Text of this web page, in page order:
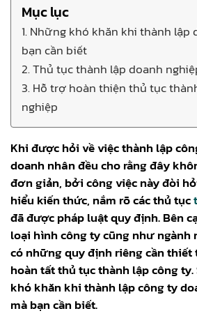
Mục lục
1. Những khó khăn khi thành lập
bạn cần biết
2. Thủ tục thành lập doanh
3. Hỗ trợ hoàn thiện thủ tục
nghiệp
Khi được hỏi về việc thành lập
doanh nhân đều cho rằng đây
đơn giản, bởi công việc này đòi
hiểu kiến thức, nắm rõ các thủ tục
đã được pháp luật quy định. Bên
loại hình công ty cũng như ngành
có những quy định riêng cần
hoàn tất thủ tục thành lập công
khó khăn khi thành lập công ty
mà bạn cần biết.